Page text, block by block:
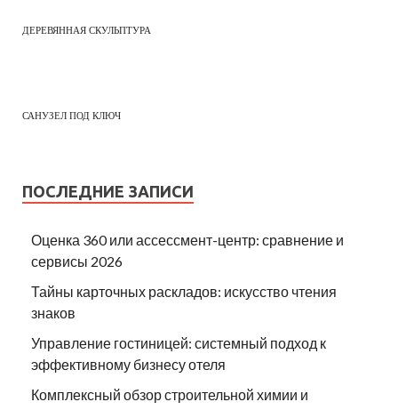
ДЕРЕВЯННАЯ СКУЛЬПТУРА
САНУЗЕЛ ПОД КЛЮЧ
ПОСЛЕДНИЕ ЗАПИСИ
Оценка 360 или ассессмент-центр: сравнение и
сервисы 2026
Тайны карточных раскладов: искусство чтения
знаков
Управление гостиницей: системный подход к
эффективному бизнесу отеля
Комплексный обзор строительной химии и